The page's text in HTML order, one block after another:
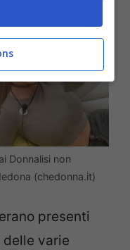
Donnalisi non
(chedonna.it)
presenti
varie